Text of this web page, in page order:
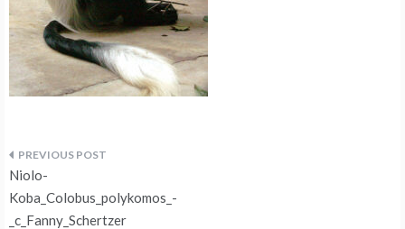
Navegação
de
Niolo-
Koba_Colobus_polykomos_-
_c_Fanny_Schertzer